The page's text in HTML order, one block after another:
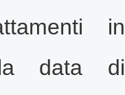
in
data di